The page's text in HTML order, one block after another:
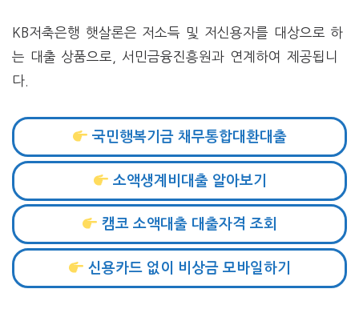
KB저축은행 햇살론은 저소득 및 저신용자를 대상으로 하
는 대출 상품으로, 서민금융진흥원과 연계하여 제공됩니
다.
국민행복기금 채무통합대환대출
소액생계비대출 알아보기
캠코 소액대출 대출자격 조회
신용카드 없이 비상금 모바일하기